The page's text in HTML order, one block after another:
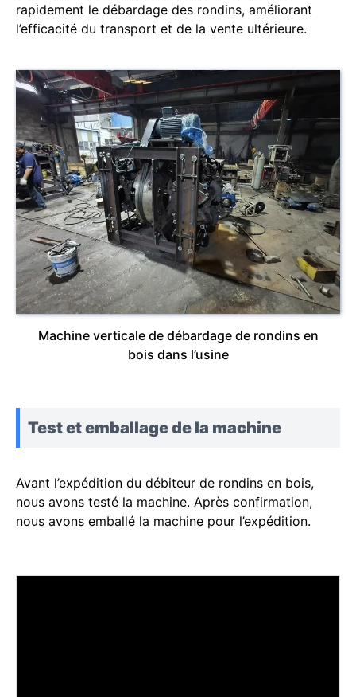
rapidement le débardage des rondins, améliorant
l’efficacité du transport et de la vente ultérieure.
Machine verticale de débardage de rondins en
bois dans l’usine
Test et emballage de la machine
Avant l’expédition du débiteur de rondins en bois,
nous avons testé la machine. Après confirmation,
nous avons emballé la machine pour l’expédition.